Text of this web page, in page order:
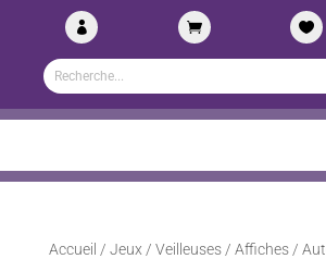
  
Accueil / Jeux / Veilleuses / Affiches/